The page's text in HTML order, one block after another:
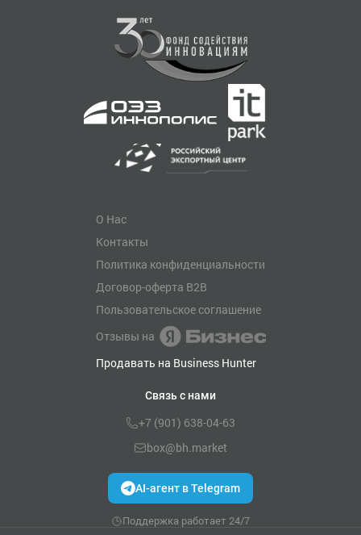
О Нас
Контакты
Политика конфиденциальности
Договор-оферта B2B
Пользовательское соглашение
Отзывы на
Продавать на Business Hunter
Связь с нами
+7 (901) 638-04-63
box@bh.market
AI-агент в Telegram
Поддержка работает 24/7